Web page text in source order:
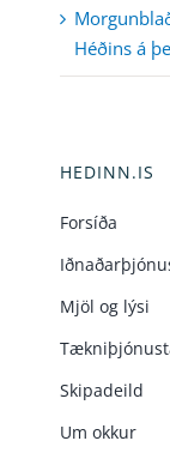
Héðins á
HEDINN.IS
Forsíða
Mjöl og lýsi
Skipadeild
Um okkur